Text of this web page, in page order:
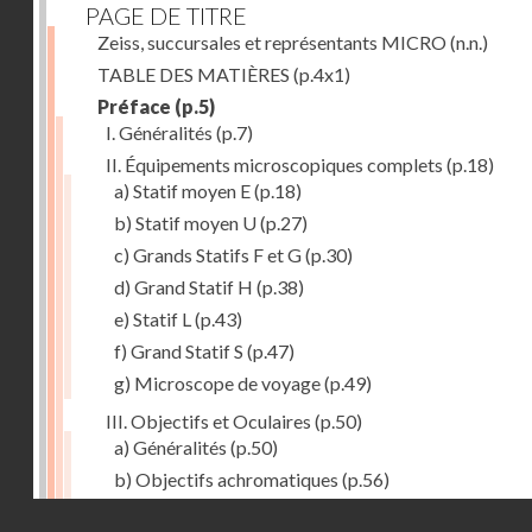
PAGE DE TITRE
Zeiss, succursales et représentants MICRO (n.n.)
TABLE DES MATIÈRES (p.4x1)
Préface (p.5)
I. Généralités (p.7)
II. Équipements microscopiques complets (p.18)
a) Statif moyen E(p.18)
b) Statif moyen U(p.27)
c) Grands Statifs F et G(p.30)
d) Grand Statif H (p.38)
e) Statif L (p.43)
f) Grand Statif S (p.47)
g) Microscope de voyage(p.49)
III. Objectifs et Oculaires (p.50)
a) Généralités (p.50)
b) Objectifs achromatiques (p.56)